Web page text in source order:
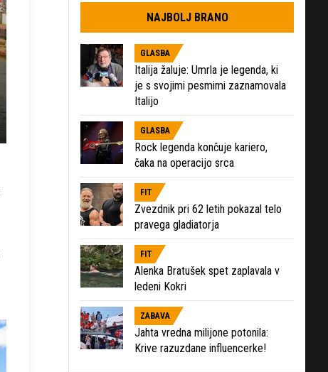
NAJBOLJ BRANO
GLASBA
Italija žaluje: Umrla je legenda, ki
je s svojimi pesmimi zaznamovala
Italijo
GLASBA
Rock legenda končuje kariero,
čaka na operacijo srca
FIT
Zvezdnik pri 62 letih pokazal telo
pravega gladiatorja
FIT
Alenka Bratušek spet zaplavala v
ledeni Kokri
ZABAVA
Jahta vredna milijone potonila:
Krive razuzdane influencerke!